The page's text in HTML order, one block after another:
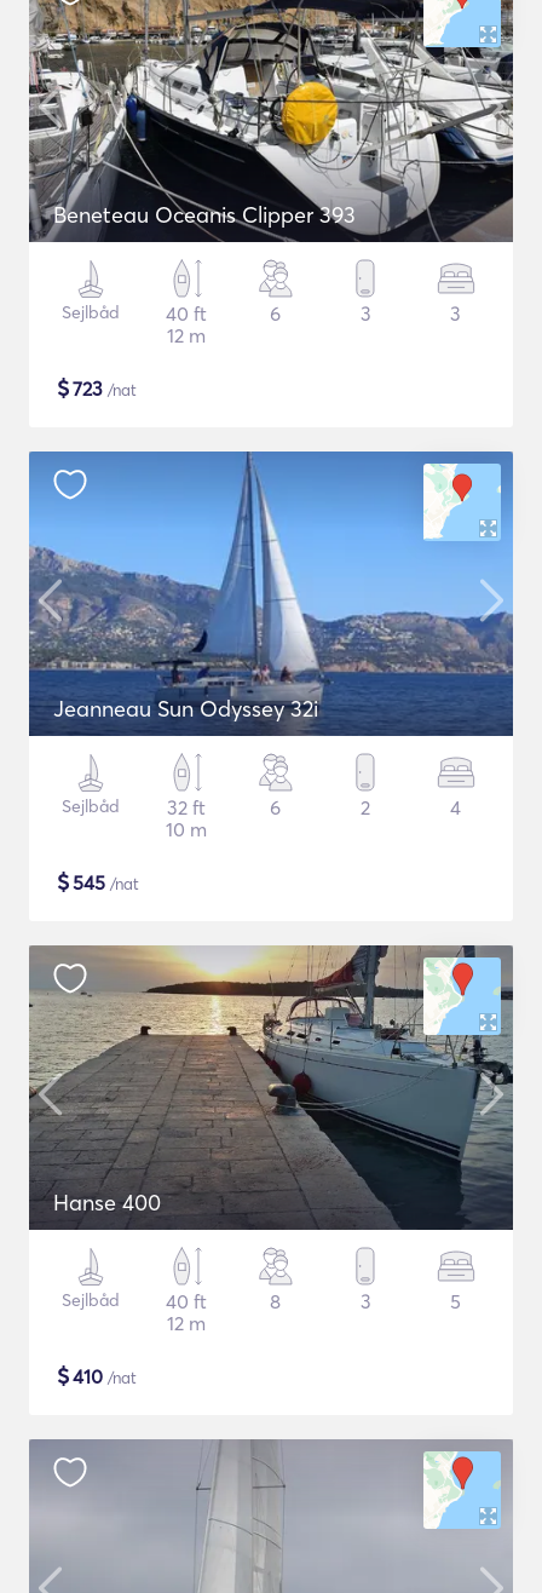
Beneteau Oceanis Clipper 393
Sejlbåd
40 ft
12 m
6 3 3
$723 /nat
Jeanneau Sun Odyssey 32i
Sejlbåd
32 ft
10 m
6 2 4
$545 /nat
Hanse 400
Sejlbåd
40 ft
12 m
8 3 5
$410 /nat